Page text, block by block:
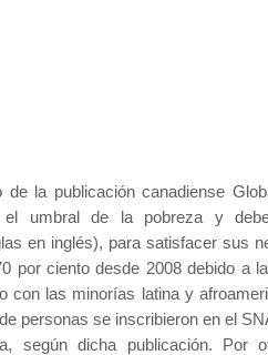
la publicación canadiense
el umbral de la pobreza y
en inglés), para satisfacer sus
por ciento desde 2008 debido a
con las minorías latina y
personas se inscribieron en el
según dicha publicación. Por